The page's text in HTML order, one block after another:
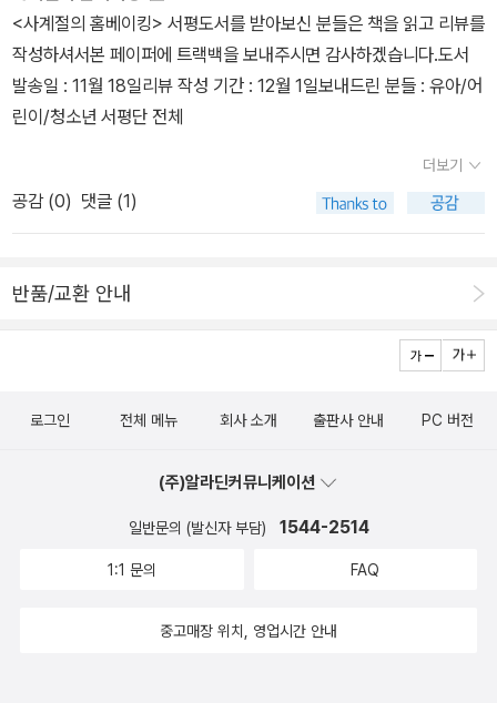
킹의 비결을 꼭 알고 싶다. 컵케이크, 달콤한 내 인생 역시 갖고 싶은
책이다. 머핀보다 맛있는컵케이크 - 여기 있다보니 유독 파티 때 자주
먹게 되는 컵케이크 - 우리 아이에게 꼭 맛있는 컵케이크를 만들어주
고 싶다. *^^*꿈을 굽는 파티쉐 김영모 이 책은 아이들 동화인데, 재
*^^*맛있는 샌드위치 레시피도 꼭 필요하여 담아보았다. 그리고 [보
있으면서 네이버 키친 검색으로 도움을 많이 받았는데...책이 나왔단
다. 갖고 싶다. ^^요리가 즐거워지는 여러 비법도 배우고 싶고, 친정
부모님을 위한 암 식단도 꼭 읽어봐야 할 것 같다. 그리고아기가 잘 먹
고 싶은 책이다.
이라 참 마음에 들었던 책입니다.이상 내맘대로 5권 골라봅니다.서평
단 도서 중 가장 기억에 남는 책속에서 한 구절가장 충격적이었던 카
본다이어리 중에서P20... 우리 세대 때문에 너무 미안해. 너희 세대
의세상을 이렇게 엉망으로 만든게 우리잖니...70년대에 태어난 세대
인 나를 포함한 어른들이지구의 환경을 생각하지 않고아무렇게나 펑
펑 쓴 까닭에 미래를 물려줄 아이들에게 크나큰 고통을 안겨주게 될
중 이어령님의 5권짜리 도서는 권수가 5권인데 비해서평기한이 좀
수가 많은 경우에는 그만큼의 기간을 감안해서 서평 기한을 설정해주
시면 좋을 것 같습니다. 앞으로도 알라딘 서평단 화이팅입니다..^^ 감
<사계절의 홈베이킹> 서평도서를 받아보신 분들은 책을 읽고 리뷰를
작성하셔서본 페이퍼에 트랙백을 보내주시면 감사하겠습니다.도서
발송일 : 11월 18일리뷰 작성 기간 : 12월 1일보내드린 분들 : 유아/어
린이/청소년 서평단 전체
더보기
공감 (0) 댓글 (1)
반품/교환 안내
로그인 전체 메뉴 회사 소개 출판사 안내 PC 버전
(주)알라딘커뮤니케이션
일반문의 (발신자 부담) 1544-2514
1:1 문의 FAQ
중고매장 위치, 영업시간 안내